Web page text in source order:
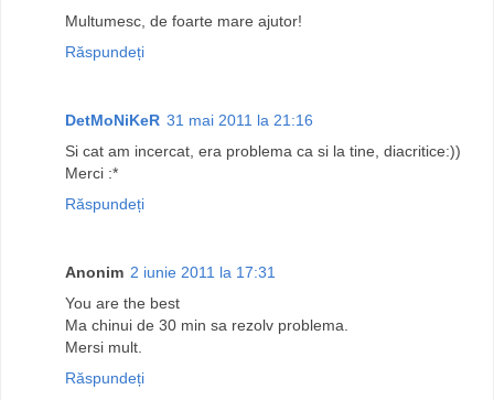
Multumesc, de foarte mare ajutor!
Răspundeți
DetMoNiKeR 31 mai 2011 la 21:16
Si cat am incercat, era problema ca si la tine, diacritice:))
Merci :*
Răspundeți
Anonim 2 iunie 2011 la 17:31
You are the best
Ma chinui de 30 min sa rezolv problema.
Mersi mult.
Răspundeți